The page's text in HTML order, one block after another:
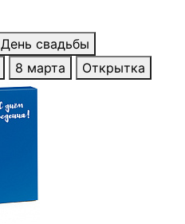
День свадьбы
8 марта Открытка